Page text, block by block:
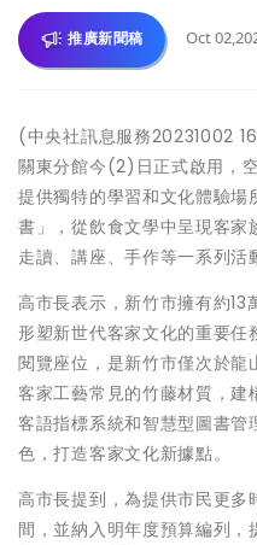
推廣新聞稿 Oct
(中央社訊息服務20231002
關東分館今(2)日正式啟用，
提供獨特的學習和文化體驗
書」，從飲食文學中呈現客
走讀、講座、手作等一系列活
高市長表示，新竹市擁有約
形塑新世代客家文化的重要
閱覽座位，是新竹市僅次於
客家工藝常見的竹藤材質，
客語指標系統和智慧型圖書
色，打造客家文化新據點。
高市長提到，為提供市民更
間，並納入明年度預算編列